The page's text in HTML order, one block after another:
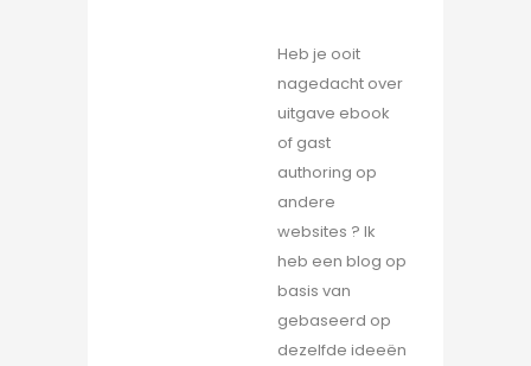
Heb je ooit
nagedacht over
uitgave ebook
of gast
authoring op
andere
websites ? Ik
heb een blog op
basis van
gebaseerd op
dezelfde ideeën